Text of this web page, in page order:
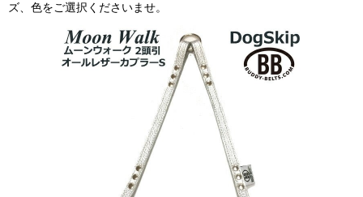
ズ、色をご選択くださいませ。